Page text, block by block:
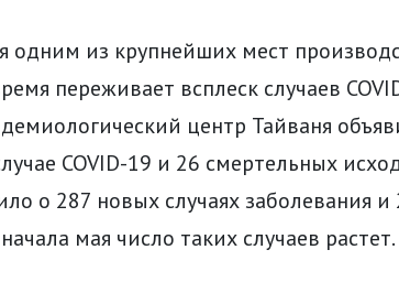
одним из крупнейших мест
переживает всплеск случаев
центр Тайваня
COVID-19 и 26 смертельных
о 287 новых случаях заболевания и
мая число таких случаев растет.